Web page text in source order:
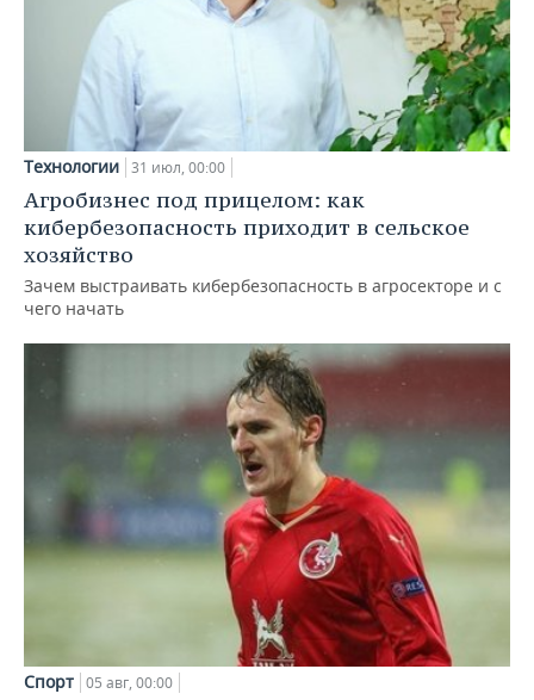
Технологии 31 июл, 00:00
Агробизнес под прицелом: как
кибербезопасность приходит в сельское
хозяйство
Зачем выстраивать кибербезопасность в агросекторе и с
чего начать
Спорт 05 авг, 00:00